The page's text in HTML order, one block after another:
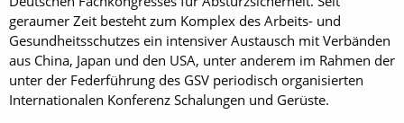
geraumer Zeit besteht zum Komplex des Arbeits- und
Gesundheitsschutzes ein intensiver Austausch mit Verbänden
aus China, Japan und den USA, unter anderem im Rahmen der
unter der Federführung des GSV periodisch organisierten
Internationalen Konferenz Schalungen und Gerüste.